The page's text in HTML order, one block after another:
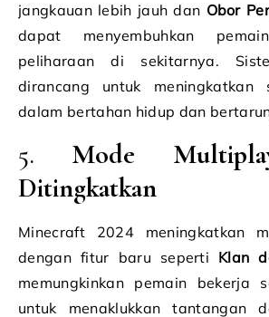
jangkauan lebih jauh dan Obor
dapat menyembuhkan
peliharaan di sekitarnya.
dirancang untuk meningkatkan
dalam bertahan hidup dan
5. Mode
Ditingkatkan
Minecraft 2024 meningkatkan
dengan fitur baru seperti Klan
memungkinkan pemain bekerja
untuk menaklukkan tantangan